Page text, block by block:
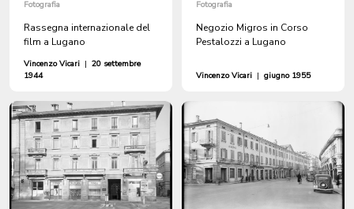
Fotografia
Rassegna internazionale del
film a Lugano
Vincenzo Vicari | 20 settembre
1944
Fotografia
Negozio Migros in Corso
Pestalozzi a Lugano
Vincenzo Vicari | giugno 1955